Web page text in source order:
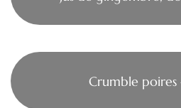
Crumble poires